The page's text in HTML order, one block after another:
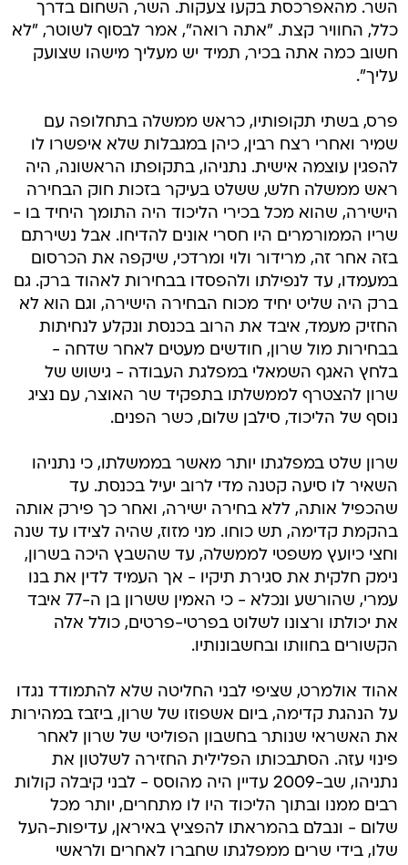
השר. מהאפרכסת בקעו צעקות. השר, השחום בדרך
כלל, החוויר קצת. "אתה רואה", אמר לבסוף לשוטר, "לא
חשוב כמה אתה בכיר, תמיד יש מעליך מישהו שצועק
עליך".
פרס, בשתי תקופותיו, כראש ממשלה בתחלופה עם
שמיר ואחרי רצח רבין, כיהן במגבלות שלא איפשרו לו
להפגין עוצמה אישית. נתניהו, בתקופתו הראשונה, היה
ראש ממשלה חלש, ששלט בעיקר בזכות חוק הבחירה
הישירה, שהוא מכל בכירי הליכוד היה התומך היחיד בו -
שריו הממורמרים היו חסרי אונים להדיחו. אבל נשירתם
בזה אחר זה, מרידור ולוי ומרדכי, שיקפה את הכרסום
במעמדו, עד לנפילתו ולהפסדו בבחירות לאהוד ברק. גם
ברק היה שליט יחיד מכוח הבחירה הישירה, וגם הוא לא
החזיק מעמד, איבד את הרוב בכנסת ונקלע לנחיתות
בבחירות מול שרון, חודשים מעטים לאחר שדחה -
בלחץ האגף השמאלי במפלגת העבודה - גישוש של
שרון להצטרף לממשלתו בתפקיד שר האוצר, עם נציג
נוסף של הליכוד, סילבן שלום, כשר הפנים.
שרון שלט במפלגתו יותר מאשר בממשלתו, כי נתניהו
השאיר לו סיעה קטנה מדי לרוב יעיל בכנסת. עד
שהכפיל אותה, ללא בחירה ישירה, ואחר כך פירק אותה
בהקמת קדימה, תש כוחו. מני מזוז, שהיה לצידו עד שנה
וחצי כיועץ משפטי לממשלה, עד שהשבץ היכה בשרון,
נימק חלקית את סגירת תיקיו - אך העמיד לדין את בנו
עמרי, שהורשע ונכלא - כי האמין ששרון בן ה-77 איבד
את יכולתו ורצונו לשלוט בפרטי-פרטים, כולל אלה
הקשורים בחוותו ובחשבונותיו.
אהוד אולמרט, שציפי לבני החליטה שלא להתמודד נגדו
על הנהגת קדימה, ביום אשפוזו של שרון, ביזבז במהירות
את האשראי שנותר בחשבון הפוליטי של שרון לאחר
פינוי עזה. הסתבכותו הפלילית החזירה לשלטון את
נתניהו, שב-2009 עדיין היה מהוסס - לבני קיבלה קולות
רבים ממנו ובתוך הליכוד היו לו מתחרים, יותר מכל
שלום - ונבלם בהמראתו להפציץ באיראן, עדיפות-העל
שלו, בידי שרים ממפלגתו שחברו לאחרים ולראשי